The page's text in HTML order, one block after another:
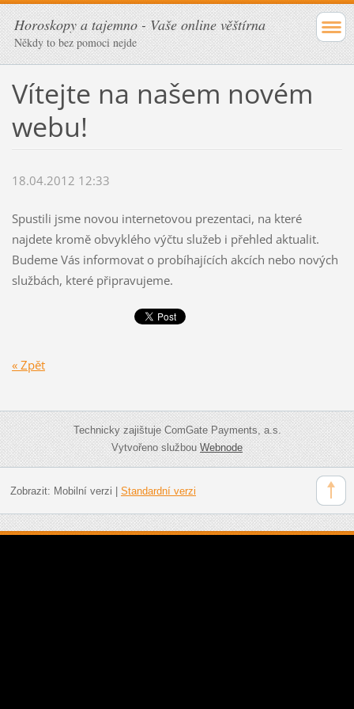
Horoskopy a tajemno - Vaše online věštírna
Někdy to bez pomoci nejde
Vítejte na našem novém
webu!
18.04.2012 12:33
Spustili jsme novou internetovou prezentaci, na které
najdete kromě obvyklého výčtu služeb i přehled aktualit.
Budeme Vás informovat o probíhajících akcích nebo nových
službách, které připravujeme.
« Zpět
Technicky zajištuje ComGate Payments, a.s.
Vytvořeno službouWebnode
Zobrazit: Mobilní verzi Standardní verzi